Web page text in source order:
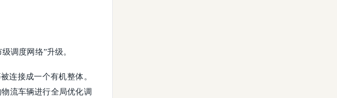
调度网络”升级。
连接成一个有机整体。
流车辆进行全局优化调